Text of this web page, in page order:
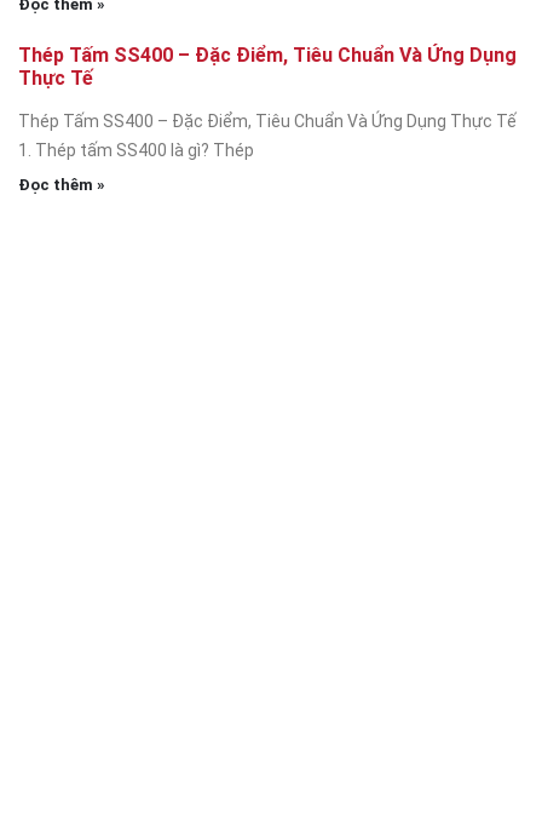
Đọc thêm »
Thép Tấm SS400 – Đặc Điểm, Tiêu Chuẩn Và Ứng Dụng
Thực Tế
Thép Tấm SS400 – Đặc Điểm, Tiêu Chuẩn Và Ứng Dụng Thực Tế
1. Thép tấm SS400 là gì? Thép
Đọc thêm »